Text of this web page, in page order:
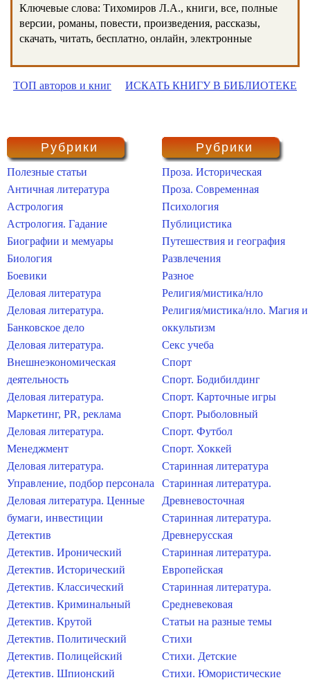
Ключевые слова: Тихомиров Л.А., книги, все, полные
версии, романы, повести, произведения, рассказы,
скачать, читать, бесплатно, онлайн, электронные
ТОП авторов и книг ИСКАТЬ КНИГУ В БИБЛИОТЕКЕ
Рубрики
Полезные статьи
Античная литература
Астрология
Астрология. Гадание
Биографии и мемуары
Биология
Боевики
Деловая литература
Деловая литература.
Банковское дело
Деловая литература.
Внешнеэкономическая
деятельность
Деловая литература.
Маркетинг, PR, реклама
Деловая литература.
Менеджмент
Деловая литература.
Управление, подбор персонала
Деловая литература. Ценные
бумаги, инвестиции
Детектив
Детектив. Иронический
Детектив. Исторический
Детектив. Классический
Детектив. Криминальный
Детектив. Крутой
Детектив. Политический
Детектив. Полицейский
Детектив. Шпионский
Рубрики
Проза. Историческая
Проза. Современная
Психология
Публицистика
Путешествия и география
Развлечения
Разное
Религия/мистика/нло
Религия/мистика/нло. Магия и
оккультизм
Секс учеба
Спорт
Спорт. Бодибилдинг
Спорт. Карточные игры
Спорт. Рыболовный
Спорт. Футбол
Спорт. Хоккей
Старинная литература
Старинная литература.
Древневосточная
Старинная литература.
Древнерусская
Старинная литература.
Европейская
Старинная литература.
Средневековая
Статьи на разные темы
Стихи
Стихи. Детские
Стихи. Юмористические